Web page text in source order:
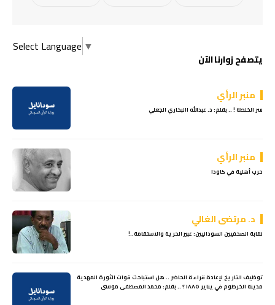
Select Language ▼
يتصفح زوارنا الآن
منبر الرأي
سر الخلطة ! .. بقلم: د. عبدالله االبخاري الجعلي
منبر الرأي
حرب أهلية في كاودا
د. مرتضى الغالي
نقابة الصحفيين السودانيين: عبير الحرية والاستقامة..!
توظيف التاريخ لإعادة قراءة الحاضر .. هل استباحت قوات الثورة المهدية
مدينة الخرطوم في يناير ١٨٨٥ ؟ .. بقلم: محمد المصطفى موسى